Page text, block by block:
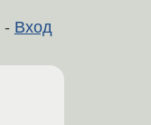
- Вход